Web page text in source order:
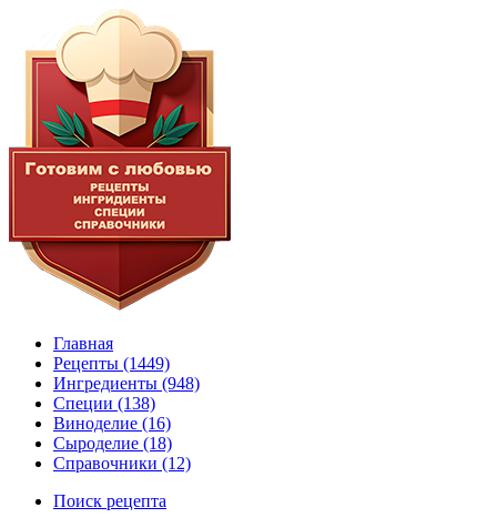
Главная
Рецепты (1449)
Ингредиенты (948)
Специи (138)
Виноделие (16)
Сыроделие (18)
Справочники (12)
Поиск рецепта